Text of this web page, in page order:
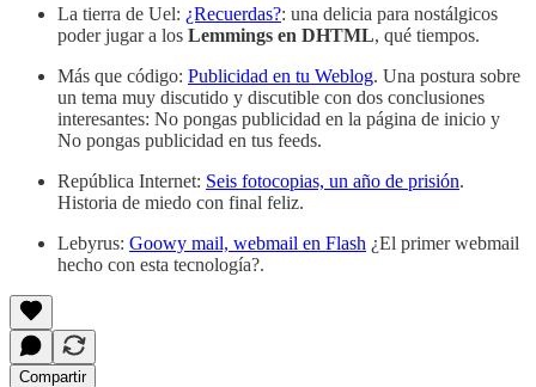
La tierra de Uel: ¿Recuerdas?: una delicia para nostálgicos
poder jugar a los Lemmings en DHTML, qué tiempos.
Más que código: Publicidad en tu Weblog. Una postura sobre
un tema muy discutido y discutible con dos conclusiones
interesantes: No pongas publicidad en la página de inicio y
No pongas publicidad en tus feeds.
República Internet: Seis fotocopias, un año de prisión.
Historia de miedo con final feliz.
Lebyrus: Goowy mail, webmail en Flash ¿El primer webmail
hecho con esta tecnología?.
Compartir